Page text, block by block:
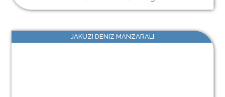
JAKUZI DENIZ MANZARALI